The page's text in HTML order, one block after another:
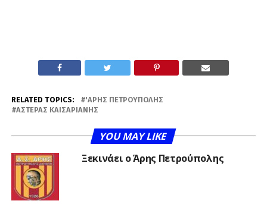
RELATED TOPICS:
'ΑΡΗΣ ΠΕΤΡΟΎΠΟΛΗΣ
ΑΣΤΈΡΑΣ ΚΑΙΣΑΡΙΑΝΉΣ
YOU MAY LIKE
Ξεκινάει ο Άρης Πετρούπολης